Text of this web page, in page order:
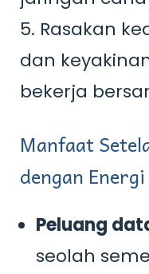
5. Rasakan
dan
bekerja
Manfaat
dengan
Peluang
seolah